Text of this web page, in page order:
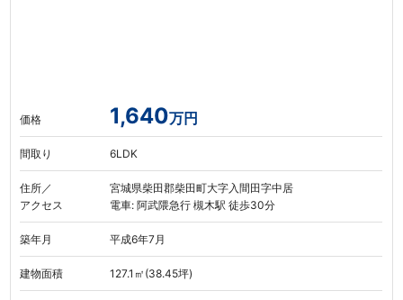
価格 1,640万円
間取り 6LDK
住所／
アクセス
宮城県柴田郡柴田町大字入間田字中居
電車: 阿武隈急行 槻木駅 徒歩30分
築年月 平成6年7月
建物面積 127.1㎡(38.45坪)